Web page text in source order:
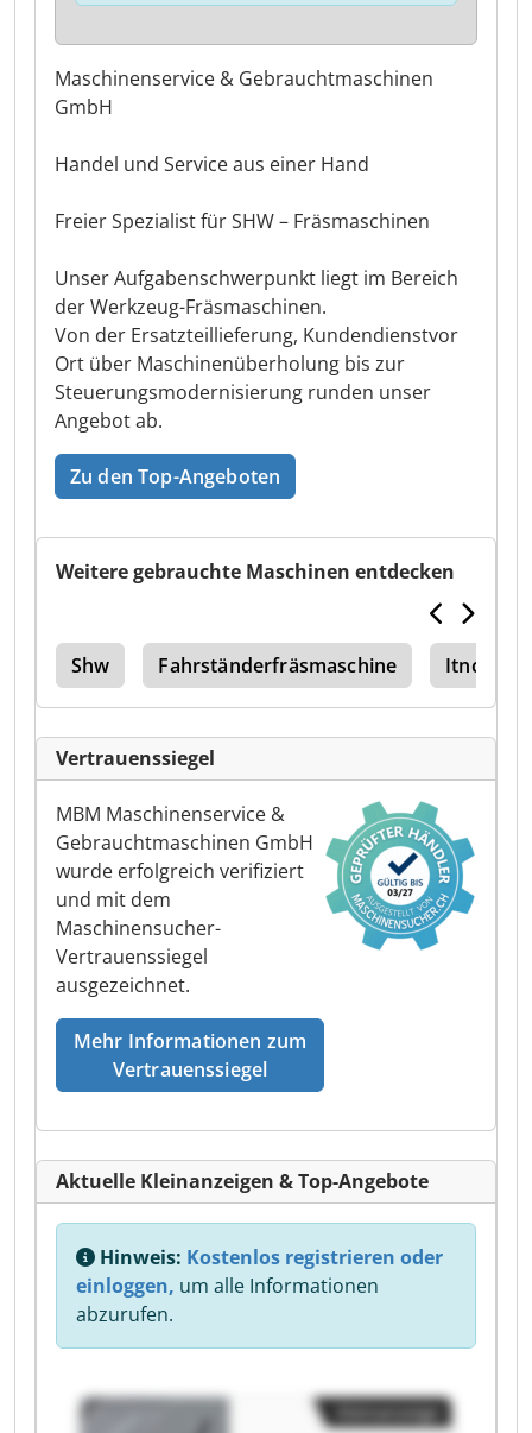
Maschinenservice & Gebrauchtmaschinen
GmbH
Handel und Service aus einer Hand
Freier Spezialist für SHW – Fräsmaschinen
Unser Aufgabenschwerpunkt liegt im Bereich
der Werkzeug-Fräsmaschinen.
Von der Ersatzteillieferung, Kundendienstvor
Ort über Maschinenüberholung bis zur
Steuerungsmodernisierung runden unser
Angebot ab.
Zu den Top-Angeboten
Weitere gebrauchte Maschinen entdecken
Shw Fahrständerfräsmaschine Itnc 530
Vertrauenssiegel
MBM Maschinenservice &
Gebrauchtmaschinen GmbH
wurde erfolgreich verifiziert
und mit dem
Maschinensucher-
Vertrauenssiegel
ausgezeichnet.
Mehr Informationen zum
Vertrauenssiegel
Aktuelle Kleinanzeigen & Top-Angebote
Hinweis: Kostenlos registrieren oder
einloggen, um alle Informationen
abzurufen.